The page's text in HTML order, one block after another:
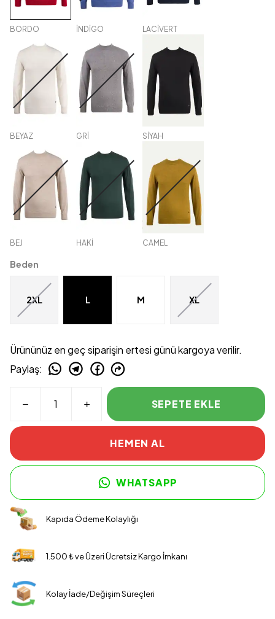
BORDO İNDİGO LACİVERT
BEYAZ GRİ SİYAH
BEJ HAKİ CAMEL
Beden
2XL L M XL
Ürününüz en geç siparişin ertesi günü kargoya verilir.
Paylaş:
SEPETE EKLE
HEMEN AL
WHATSAPP
Kapıda Ödeme Kolaylığı
1.500 ₺ ve Üzeri Ücretsiz Kargo İmkanı
Kolay İade/Değişim Süreçleri